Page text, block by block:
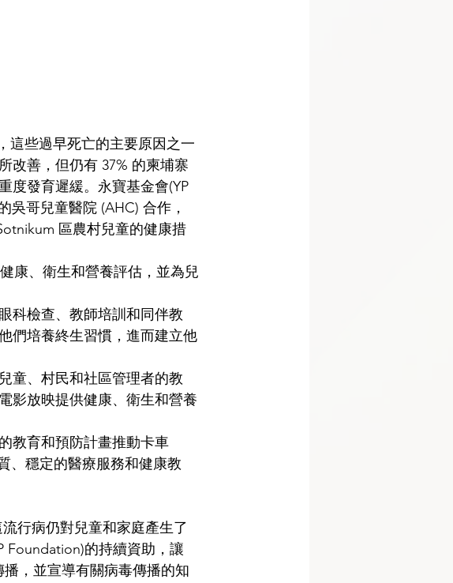
這些過早死亡的主要原因之一
改善，但仍有 37% 的柬埔寨
度發育遲緩。永寶基金會(YP
吳哥兒童醫院 (AHC) 合作，
區農村兒童的健康措
康、衛生和營養評估，並為兒
科檢查、教師培訓和同伴教
們培養終生習慣，進而建立他
童、村民和社區管理者的教
影放映提供健康、衛生和營養
教育和預防計畫推動卡車
、穩定的醫療服務和健康教
行病仍對兒童和家庭產生了
Foundation)的持續資助，讓
，並宣導有關病毒傳播的知